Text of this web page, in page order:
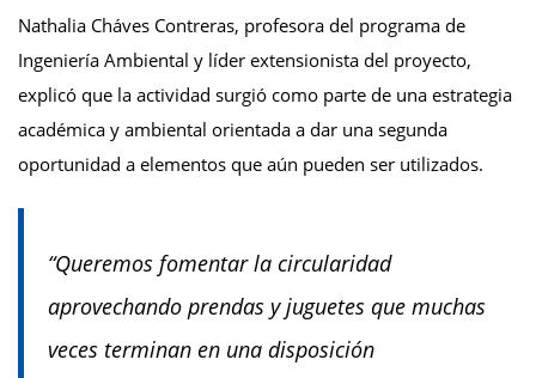
Nathalia Cháves Contreras, profesora del programa de
Ingeniería Ambiental y líder extensionista del proyecto,
explicó que la actividad surgió como parte de una estrategia
académica y ambiental orientada a dar una segunda
oportunidad a elementos que aún pueden ser utilizados.
“Queremos fomentar la circularidad
aprovechando prendas y juguetes que muchas
veces terminan en una disposición